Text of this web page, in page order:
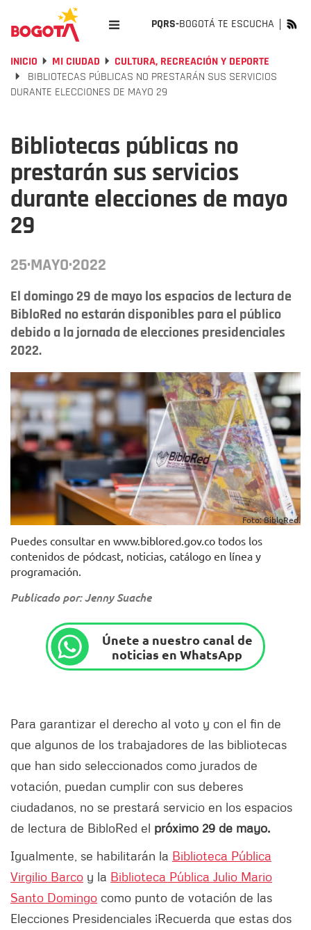
PQRS-BOGOTÁ TE ESCUCHA
INICIO MI CIUDAD
CULTURA, RECREACIÓN Y DEPORTE
BIBLIOTECAS PÚBLICAS NO PRESTARÁN SUS SERVICIOS
DURANTE ELECCIONES DE MAYO 29
Bibliotecas públicas no
prestarán sus servicios
durante elecciones de mayo
29
25·MAYO·2022
El domingo 29 de mayo los espacios de lectura de
BibloRed no estarán disponibles para el público
debido a la jornada de elecciones presidenciales
2022.
Foto: BibloRed.
Puedes consultar en www.biblored.gov.co todos los
contenidos de pódcast, noticias, catálogo en línea y
programación.
Publicado por: Jenny Suache
Únete a nuestro canal de
noticias en WhatsApp
Para garantizar el derecho al voto y con el fin de
que algunos de los trabajadores de las bibliotecas
que han sido seleccionados como jurados de
votación, puedan cumplir con sus deberes
ciudadanos, no se prestará servicio en los espacios
de lectura de BibloRed el próximo 29 de mayo.
Igualmente, se habilitarán la Biblioteca Pública
Virgilio Barco y la Biblioteca Pública Julio Mario
Santo Domingo como punto de votación de las
Elecciones Presidenciales ¡Recuerda que estas dos